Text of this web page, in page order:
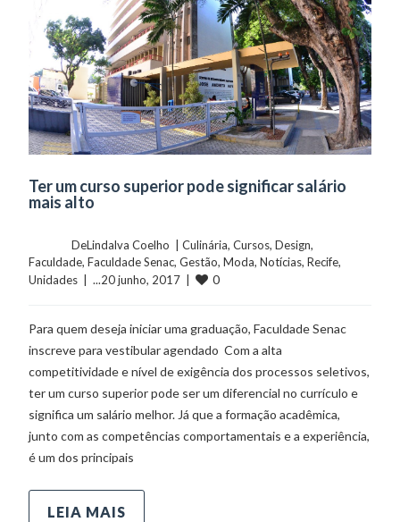
Ter um curso superior pode significar salário
mais alto
	    	DeLindalva Coelho  |
Culinária, Cursos, Design
Faculdade, Faculdade Senac, Gestão, Moda, Notícias, Recife
Unidades
  |  ...20 junho, 2017  |
0
Para quem deseja iniciar uma graduação, Faculdade Senac
inscreve para vestibular agendado Com a alta
competitividade e nível de exigência dos processos seletivos,
ter um curso superior pode ser um diferencial no currículo e
significa um salário melhor. Já que a formação acadêmica,
junto com as competências comportamentais e a experiência,
é um dos principais
LEIA MAIS